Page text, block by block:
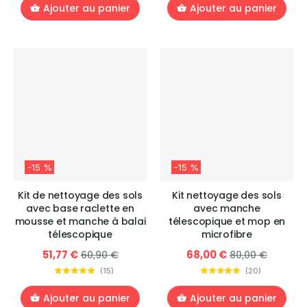
Ajouter au panier Ajouter au panier
-15 %
Kit de nettoyage des sols
avec base raclette en
mousse et manche à balai
télescopique
51,77 € 60,90 €
(15)
Ajouter au panier
-15 %
Kit nettoyage des sols
avec manche
télescopique et mop en
microfibre
68,00 € 80,00 €
(20)
Ajouter au panier